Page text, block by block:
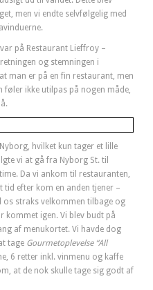
men vi endte selvfølgelig med
på Restaurant Lieffroy –
og stemningen i
man er på en fin restaurant, men
ikke utilpas på nogen måde,
hvilket kun tager et lille
vi at gå fra Nyborg St. til
Da vi ankom til restauranten,
efter kom en anden tjener –
straks velkommen tilbage og
kommet igen. Vi blev budt på
af menukortet. Vi havde dog
tage Gourmetoplevelse “All
6 retter inkl. vinmenu og kaffe
at de nok skulle tage sig godt af